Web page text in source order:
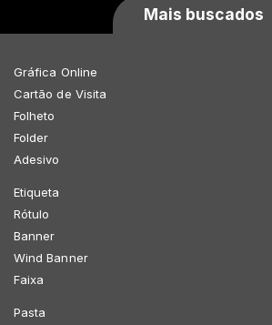
Mais buscados
Gráfica Online
Cartão de Visita
Folheto
Folder
Adesivo
Etiqueta
Rótulo
Banner
Wind Banner
Faixa
Pasta